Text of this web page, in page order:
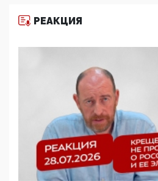
11:53, 09 Июня 2026
деятельность ИИТО ЮНЕСКО в
цифроглобалисты
повестку в образовании
09:43, 01 Июня 2026
5G за счет здоровья
отобрать у регионов и
защищать жилые дома и
05:58, 26 Мая 2026
Роскомнадзор освободили от
деструктивным и опасным
РЕАКЦИЯ